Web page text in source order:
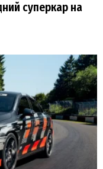
суперкар на